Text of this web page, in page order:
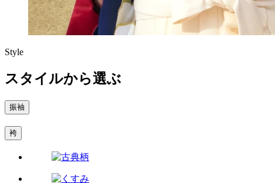
Style
スタイルから選ぶ
振袖
袴